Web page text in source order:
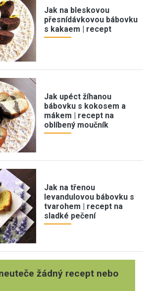
Jak na bleskovou
přesnídávkovou bábovku
s kakaem | recept
Jak upéct žíhanou
bábovku s kokosem a
mákem | recept na
oblíbený moučník
Jak na třenou
levandulovou bábovku s
tvarohem | recept na
sladké pečení
žádný recept nebo